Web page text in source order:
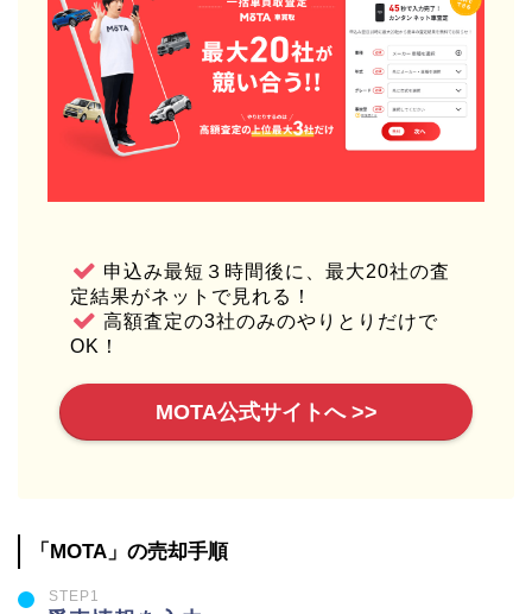
申込み最短３時間後に、最大20社の査
定結果がネットで見れる！
高額査定の3社のみのやりとりだけで
OK！
MOTA公式サイトへ >>
「MOTA」の売却手順
STEP1